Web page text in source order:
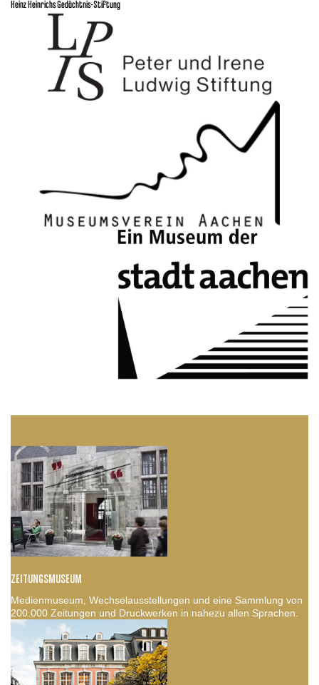
Heinz Heinrichs Gedächtnis-Stiftung
ZEITUNGSMUSEUM
Medienmuseum, Wechselausstellungen und eine Sammlung von
200.000 Zeitungen und Druckwerken in nahezu allen Sprachen.